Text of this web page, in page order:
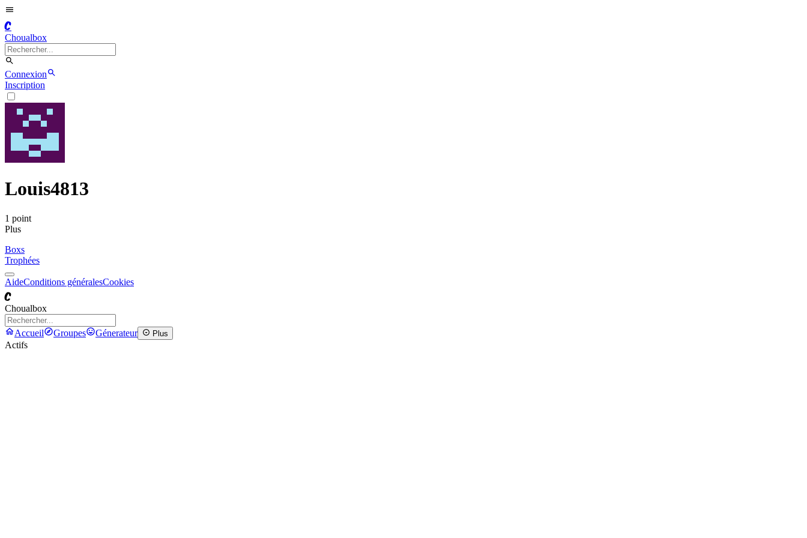
C
Choualbox
Connexion
Inscription
Louis4813
1 point
Plus
Boxs
Trophées
AideConditions généralesCookies
C
Choualbox
Accueil Groupes Génerateur Plus
Actifs